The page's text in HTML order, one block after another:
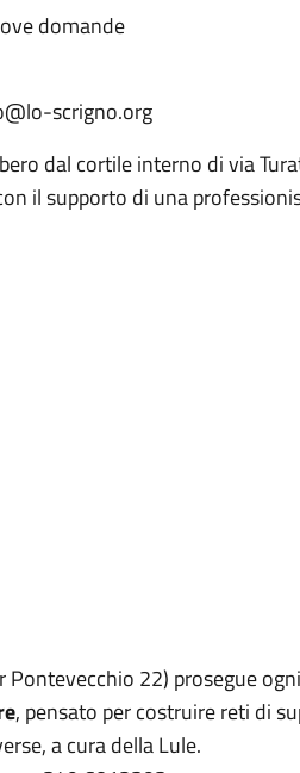
domande
scrigno.org
dal cortile interno di via
il supporto di una
Pontevecchio 22) prosegue
, pensato per costruire reti di
a cura della Lule.